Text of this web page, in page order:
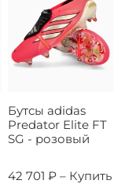
Бутсы adidas
Predator Elite FT
SG - розовый
42 701 ₽ – Купить